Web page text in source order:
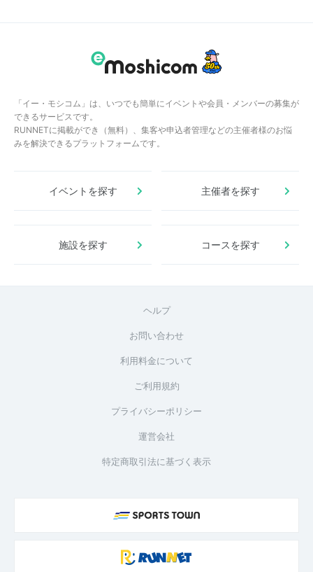
「イー・モシコム」は、いつでも簡単にイベントや会員・メンバーの募集が
できるサービスです。
RUNNETに掲載ができ（無料）、集客や申込者管理などの主催者様のお悩
みを解決できるプラットフォームです。
イベントを探す 主催者を探す
施設を探す コースを探す
ヘルプ
お問い合わせ
利用料金について
ご利用規約
プライバシーポリシー
運営会社
特定商取引法に基づく表示